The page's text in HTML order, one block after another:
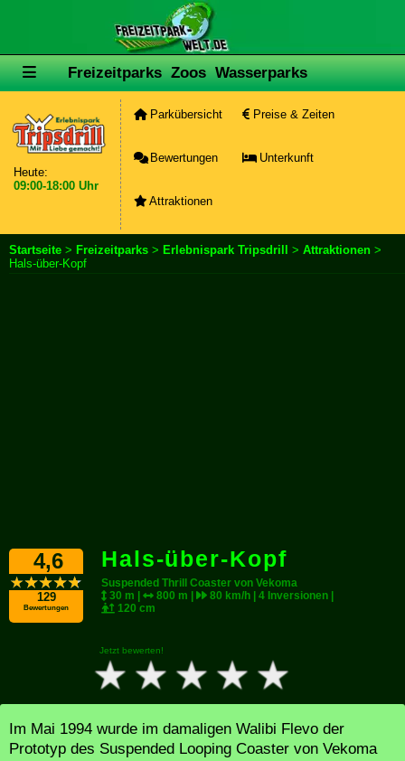
Freizeitparks Zoos Wasserparks
Heute:
09:00-18:00 Uhr
Parkübersicht Preise & Zeiten
Bewertungen Unterkunft
Attraktionen
Startseite > Freizeitparks > Erlebnispark Tripsdrill > Attraktionen >
Hals-über-Kopf
4,6
129
Bewertungen
Hals-über-Kopf
Suspended Thrill Coaster von Vekoma
30 m |
800 m |
80 km/h | 4 Inversionen |
120 cm
Jetzt bewerten!
Im Mai 1994 wurde im damaligen Walibi Flevo der
Prototyp des Suspended Looping Coaster von Vekoma